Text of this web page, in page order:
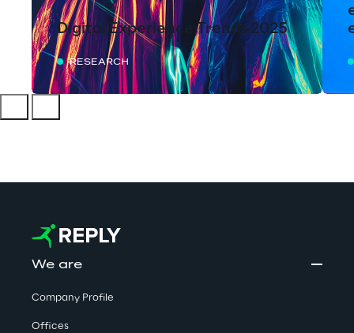
Digital Experience Trends 2025
RESEARCH
We are
Company Profile
Offices